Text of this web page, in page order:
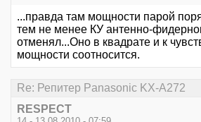
...правда там мощности парой
тем не менее КУ антенно-
отменял...Оно в квадрате и к
мощности соотносится.
Re: Репитер Panasonic KX-A272
RESPECT